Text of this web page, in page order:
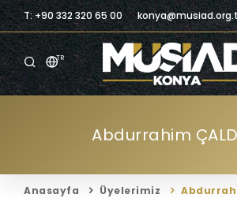
T: +90 332 320 65 00
TR
ANASAYFA
Abdurrahim
Anasayfa Üyelerimiz